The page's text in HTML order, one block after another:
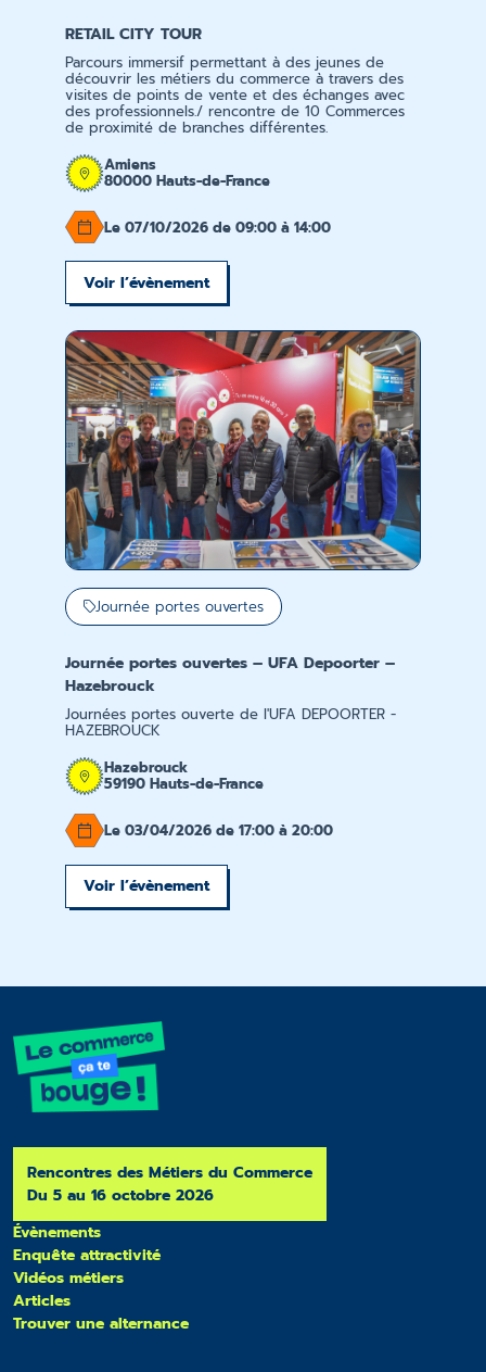
RETAIL CITY TOUR
Parcours immersif permettant à des jeunes de
découvrir les métiers du commerce à travers des
visites de points de vente et des échanges avec
des professionnels./ rencontre de 10 Commerces
de proximité de branches différentes.
Amiens
80000 Hauts-de-France
Le 07/10/2026 de 09:00 à 14:00
Voir l’évènement
Journée portes ouvertes
Journée portes ouvertes – UFA Depoorter –
Hazebrouck
Journées portes ouverte de l'UFA DEPOORTER -
HAZEBROUCK
Hazebrouck
59190 Hauts-de-France
Le 03/04/2026 de 17:00 à 20:00
Voir l’évènement
Rencontres des Métiers du Commerce
Du 5 au 16 octobre 2026
Évènements
Enquête attractivité
Vidéos métiers
Articles
Trouver une alternance